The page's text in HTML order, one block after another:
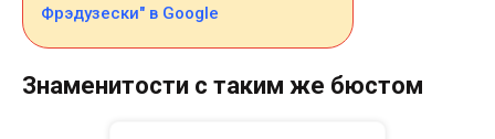
Фрэдузески" в Google
Знаменитости с таким же бюстом